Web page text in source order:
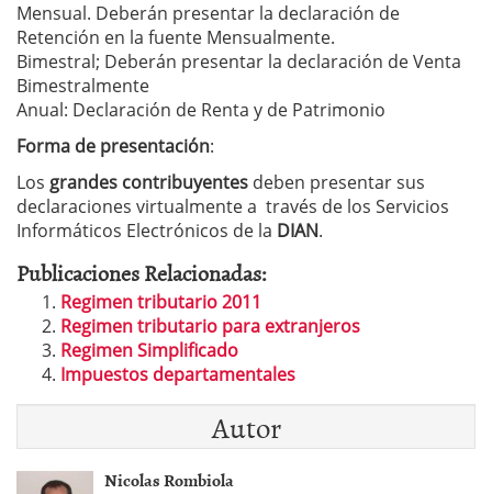
Mensual. Deberán presentar la declaración de
Retención en la fuente Mensualmente.
Bimestral; Deberán presentar la declaración de Venta
Bimestralmente
Anual: Declaración de Renta y de Patrimonio
Forma de presentación:
Los grandes contribuyentes deben presentar sus
declaraciones virtualmente a través de los Servicios
Informáticos Electrónicos de la DIAN.
Publicaciones Relacionadas:
Regimen tributario 2011
Regimen tributario para extranjeros
Regimen Simplificado
Impuestos departamentales
Autor
Nicolas Rombiola